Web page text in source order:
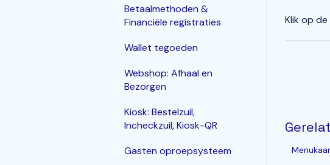
Klik op
Betaalmethoden &
Financiële registraties
Wallet tegoeden
Webshop: Afhaal en
Bezorgen
Kiosk: Bestelzuil,
Incheckzuil, Kiosk-QR
Gasten oproepsysteem